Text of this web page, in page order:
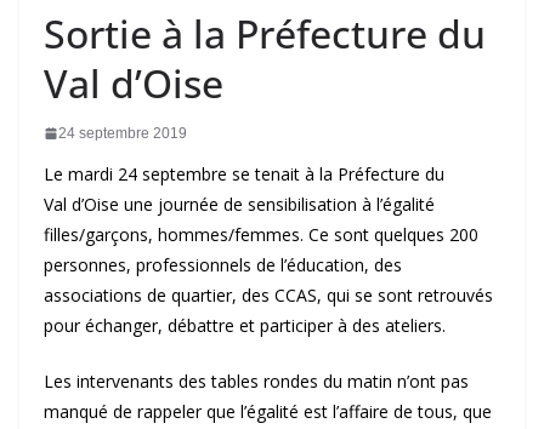
Sortie à la Préfecture du
Val d’Oise
24 septembre 2019
Le mardi 24 septembre se tenait à la Préfecture du
Val d’Oise une journée de sensibilisation à l’égalité
filles/garçons, hommes/femmes. Ce sont quelques 200
personnes, professionnels de l’éducation, des
associations de quartier, des CCAS, qui se sont retrouvés
pour échanger, débattre et participer à des ateliers.
Les intervenants des tables rondes du matin n’ont pas
manqué de rappeler que l’égalité est l’affaire de tous, que